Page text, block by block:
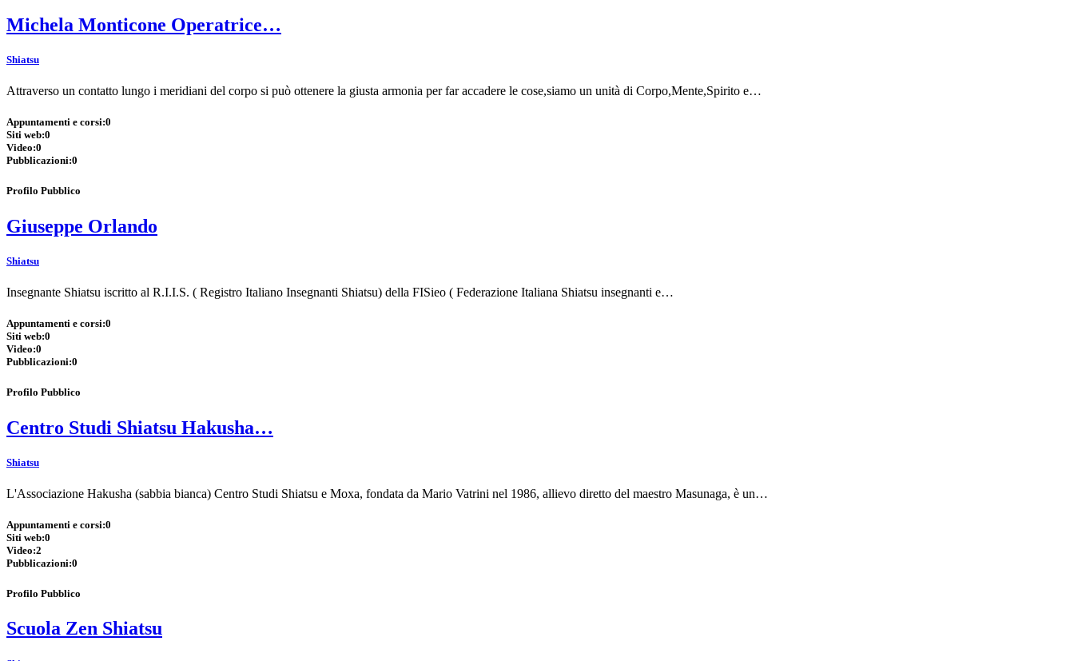
Michela Monticone Operatrice…
Shiatsu
Attraverso un contatto lungo i meridiani del corpo si può ottenere la giusta armonia per far accadere le cose,siamo un unità di Corpo,Mente,Spirito e…
Appuntamenti e corsi:0
Siti web:0
Video:0
Pubblicazioni:0
Profilo Pubblico
Giuseppe Orlando
Shiatsu
Insegnante Shiatsu iscritto al R.I.I.S. ( Registro Italiano Insegnanti Shiatsu) della FISieo ( Federazione Italiana Shiatsu insegnanti e…
Appuntamenti e corsi:0
Siti web:0
Video:0
Pubblicazioni:0
Profilo Pubblico
Centro Studi Shiatsu Hakusha…
Shiatsu
L'Associazione Hakusha (sabbia bianca) Centro Studi Shiatsu e Moxa, fondata da Mario Vatrini nel 1986, allievo diretto del maestro Masunaga, è un…
Appuntamenti e corsi:0
Siti web:0
Video:2
Pubblicazioni:0
Profilo Pubblico
Scuola Zen Shiatsu